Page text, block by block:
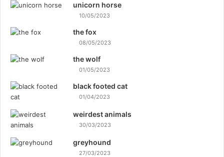
unicorn horse
10/05/2023
the fox
08/05/2023
the wolf
01/05/2023
black footed cat
01/04/2023
weirdest animals
30/03/2023
greyhound
27/03/2023